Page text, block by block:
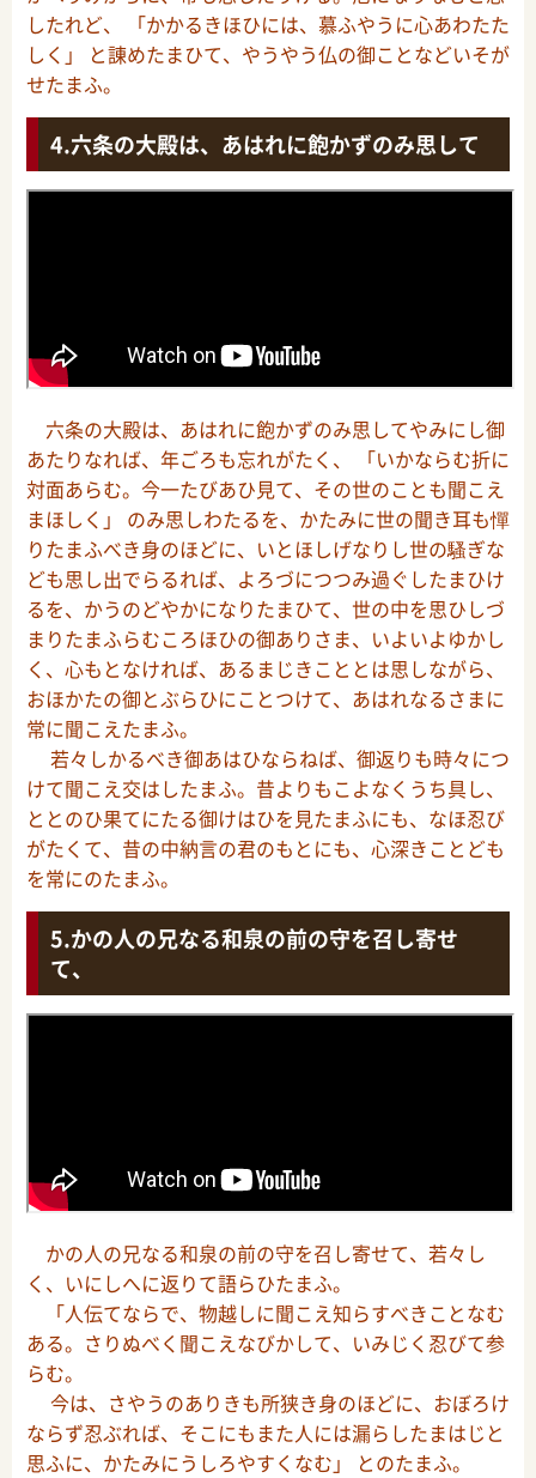
したれど、 「かかるきほひには、慕ふやうに心あわたた
しく」 と諌めたまひて、やうやう仏の御ことなどいそが
せたまふ。
六条の大殿は、あはれに飽かずのみ思して
六条の大殿は、あはれに飽かずのみ思してやみにし御
あたりなれば、年ごろも忘れがたく、 「いかならむ折に
対面あらむ。今一たびあひ見て、その世のことも聞こえ
まほしく」 のみ思しわたるを、かたみに世の聞き耳も憚
りたまふべき身のほどに、いとほしげなりし世の騷ぎな
ども思し出でらるれば、よろづにつつみ過ぐしたまひけ
るを、かうのどやかになりたまひて、世の中を思ひしづ
まりたまふらむころほひの御ありさま、いよいよゆかし
く、心もとなければ、あるまじきこととは思しながら、
おほかたの御とぶらひにことつけて、あはれなるさまに
常に聞こえたまふ。
若々しかるべき御あはひならねば、御返りも時々につ
けて聞こえ交はしたまふ。昔よりもこよなくうち具し、
ととのひ果てにたる御けはひを見たまふにも、なほ忍び
がたくて、昔の中納言の君のもとにも、心深きことども
を常にのたまふ。
かの人の兄なる和泉の前の守を召し寄せ
て、
かの人の兄なる和泉の前の守を召し寄せて、若々し
く、いにしへに返りて語らひたまふ。
「人伝てならで、物越しに聞こえ知らすべきことなむ
ある。さりぬべく聞こえなびかして、いみじく忍びて参
らむ。
今は、さやうのありきも所狭き身のほどに、おぼろけ
ならず忍ぶれば、そこにもまた人には漏らしたまはじと
思ふに、かたみにうしろやすくなむ」 とのたまふ。